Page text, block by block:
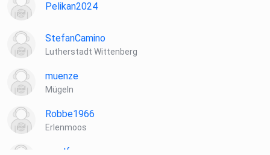
Kontakt zum Camino-Podcast & die Links zum Postkarten-
Set und
den Reiseführern:
www.⁠⁠⁠⁠⁠⁠⁠⁠⁠⁠⁠⁠⁠camino-podcast.de⁠⁠⁠⁠⁠⁠⁠⁠⁠⁠⁠⁠⁠
Pelikan2024
StefanCamino
Lutherstadt Wittenberg
muenze
Mügeln
Robbe1966
Erlenmoos
muelf